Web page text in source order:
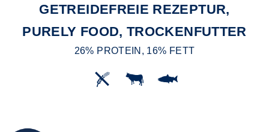
GETREIDEFREIE REZEPTUR,
PURELY FOOD, TROCKENFUTTER
26% PROTEIN, 16% FETT